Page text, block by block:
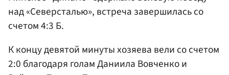
над «Северсталью», встреча завершилась со
счетом 4:3 Б.
К концу девятой минуты хозяева вели со счетом
2:0 благодаря голам Даниила Вовченко и